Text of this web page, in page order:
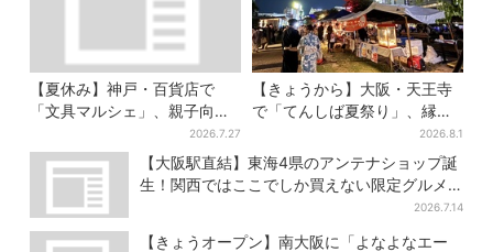
【夏休み】神戸・百貨店で
「文具マルシェ」、親子向け
工作は自由研究にも！入場無
料で
2026.7.27
【きょうから】大阪・天王寺
で「てんしば夏祭り」、縁日
や盆踊り…涼しいスプラッシ
ュタイムも！2日間だけ
2026.8.1
【大阪駅直結】東海4県のアンテナショップ誕
生！関西ではここでしか買えない限定グルメ
2026.7.14
【きょうオープン】南大阪に「よなよなエー